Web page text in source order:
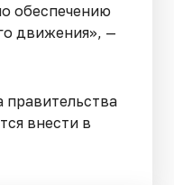
обеспечению
движения», —
правительства
внести в